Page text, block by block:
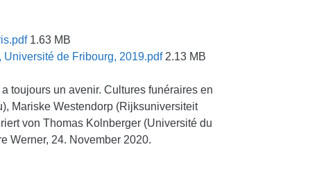
1.63 MB
de Fribourg, 2019.pdf 2.13 MB
toujours un avenir. Cultures funéraires en
Mariske Westendorp (Rijksuniversiteit
von Thomas Kolnberger (Université du
Werner, 24. November 2020.